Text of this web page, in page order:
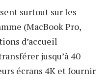
surtout sur les
(MacBook Pro,
d’accueil
jusqu’à 40
écrans 4K et fournir